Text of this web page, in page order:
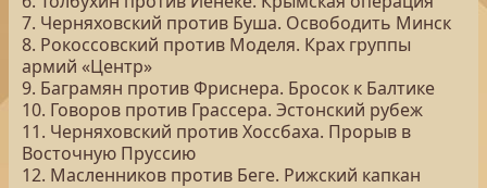
7. Черняховский против Буша. Освободить Минск
8. Рокоссовский против Моделя. Крах группы
армий «Центр»
9. Баграмян против Фриснера. Бросок к Балтике
10. Говоров против Грассера. Эстонский рубеж
11. Черняховский против Хоссбаха. Прорыв в
Восточную Пруссию
12. Масленников против Беге. Рижский капкан